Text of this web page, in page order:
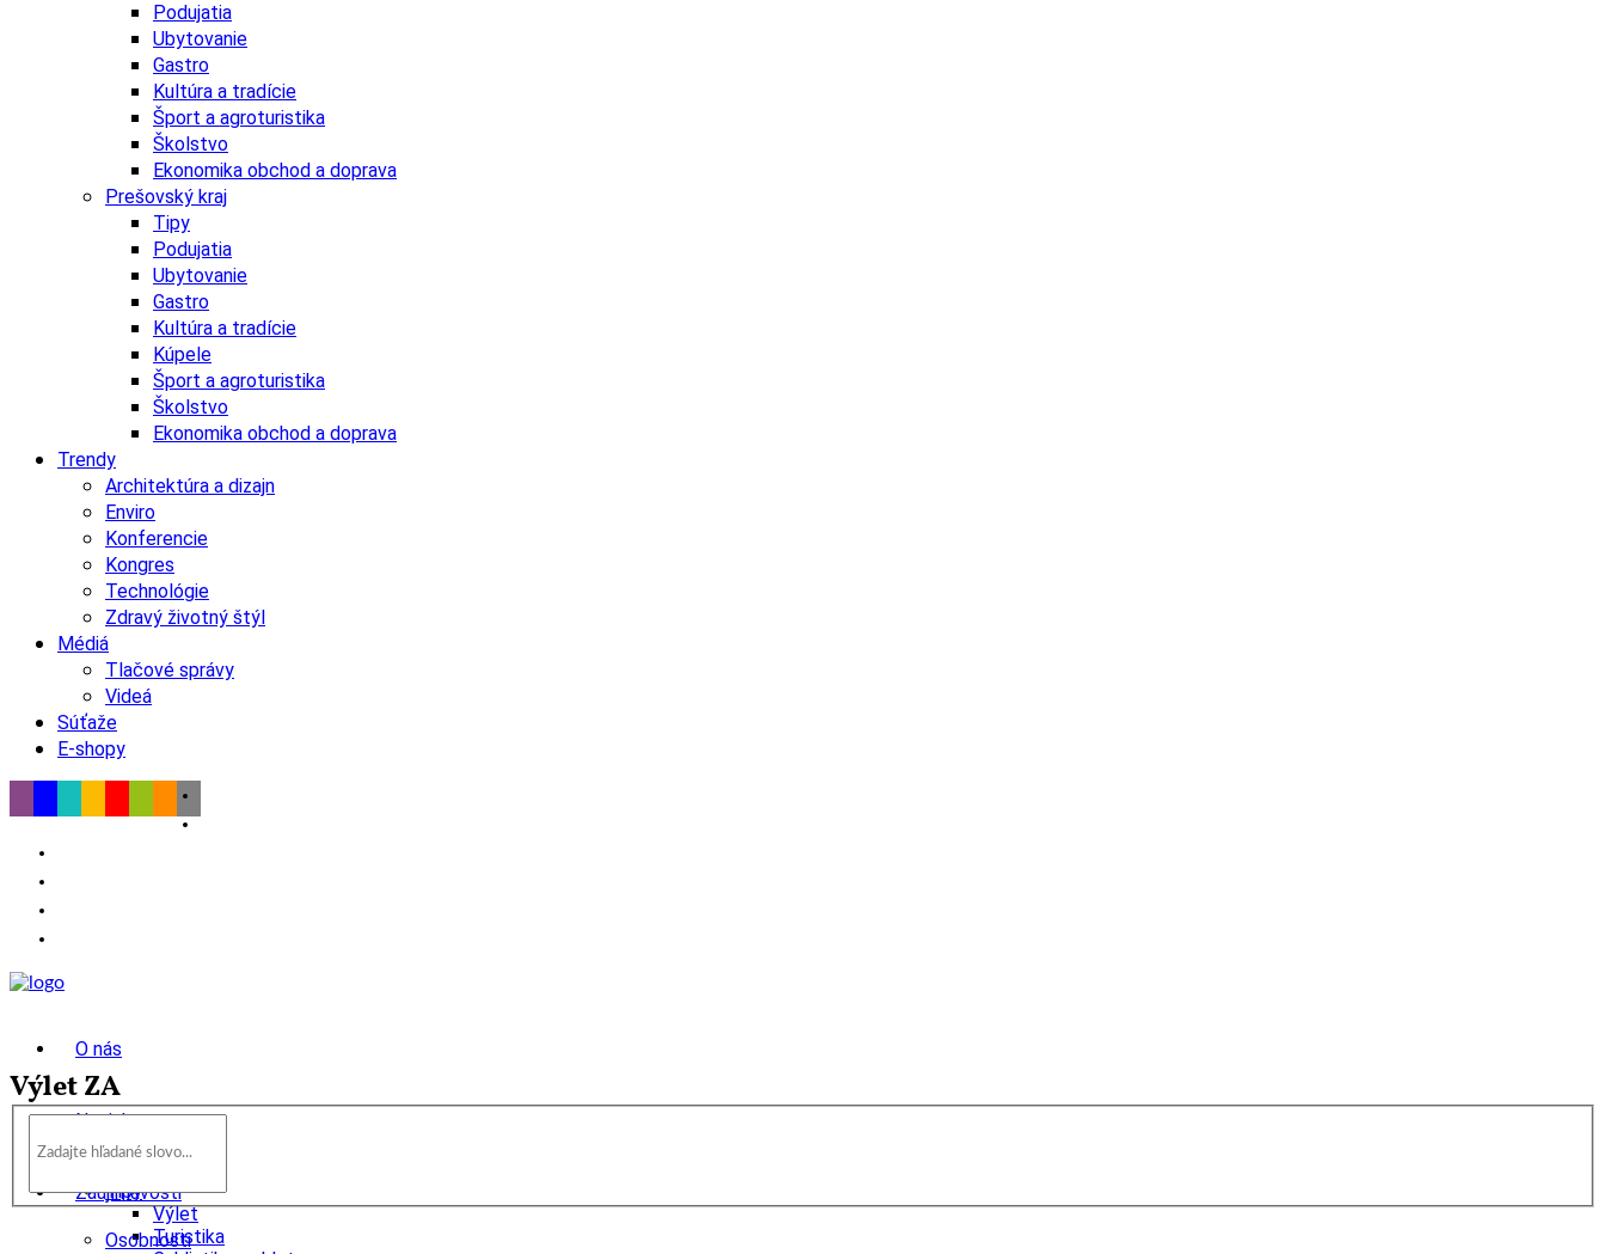
Podujatia
Ubytovanie
Gastro
Kultúra a tradície
Šport a agroturistika
Školstvo
Ekonomika obchod a doprava
Prešovský kraj
Tipy
Podujatia
Ubytovanie
Gastro
Kultúra a tradície
Kúpele
Šport a agroturistika
Školstvo
Ekonomika obchod a doprava
Trendy
Architektúra a dizajn
Enviro
Konferencie
Kongres
Technológie
Zdravý životný štýl
Médiá
Tlačové správy
Videá
Súťaže
E-shopy
O nás
Novinky
Tipy
Výlet
Turistika
Zaujímavosti
Osobnosti
Výlet ZA